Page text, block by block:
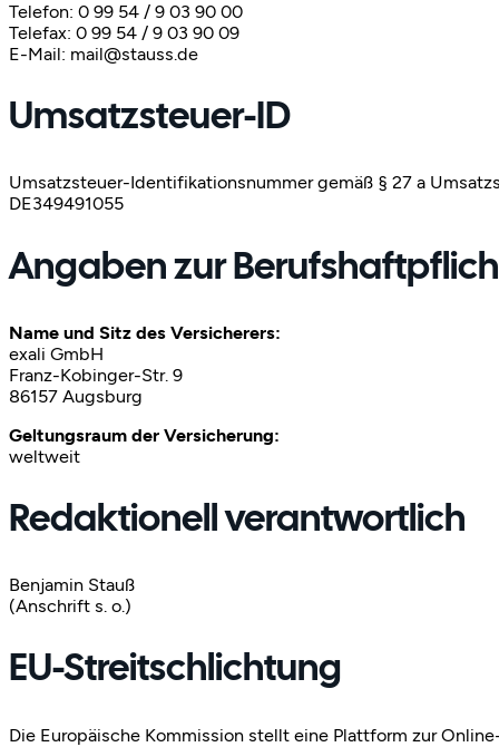
Telefon: 0 99 54 / 9 03 90 00
Telefax: 0 99 54 / 9 03 90 09
E-Mail: mail@stauss.de
Umsatzsteuer-ID
Umsatzsteuer-Identifikationsnummer gemäß § 27 a
DE349491055
Angaben zur
Name und Sitz des Versicherers:
exali GmbH
Franz-Kobinger-Str. 9
86157 Augsburg
Geltungsraum der Versicherung:
weltweit
Redaktionell verantwortlich
Benjamin Stauß
(Anschrift s. o.)
EU-Streitschlichtung
Die Europäische Kommission stellt eine Plattform zur